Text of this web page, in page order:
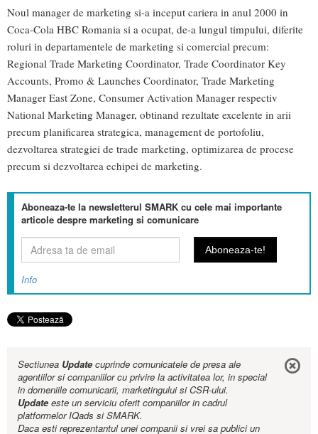
Noul manager de marketing si-a inceput cariera in anul 2000 in
Coca-Cola HBC Romania si a ocupat, de-a lungul timpului, diferite
roluri in departamentele de marketing si comercial precum:
Regional Trade Marketing Coordinator, Trade Coordinator Key
Accounts, Promo & Launches Coordinator, Trade Marketing
Manager East Zone, Consumer Activation Manager respectiv
National Marketing Manager, obtinand rezultate excelente in arii
precum planificarea strategica, management de portofoliu,
dezvoltarea strategiei de trade marketing, optimizarea de procese
precum si dezvoltarea echipei de marketing.
Aboneaza-te la newsletterul SMARK cu cele mai importante
articole despre marketing si comunicare
Info
Sectiunea Updatecuprinde comunicatele de presa ale
agentiilor si companiilor cu privire la activitatea lor, in special
in domeniile comunicarii, marketingului si CSR-ului.
Updateeste un serviciu oferit companiilor in cadrul
platformelor IQads si SMARK.
Daca esti reprezentantul unei companii si vrei sa publici un